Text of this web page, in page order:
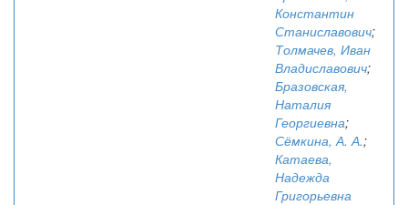
Константин
Станиславович;
Толмачев, Иван
Владиславович;
Бразовская,
Наталия
Георгиевна;
Сёмкина, А. А.;
Катаева,
Надежда
Григорьевна